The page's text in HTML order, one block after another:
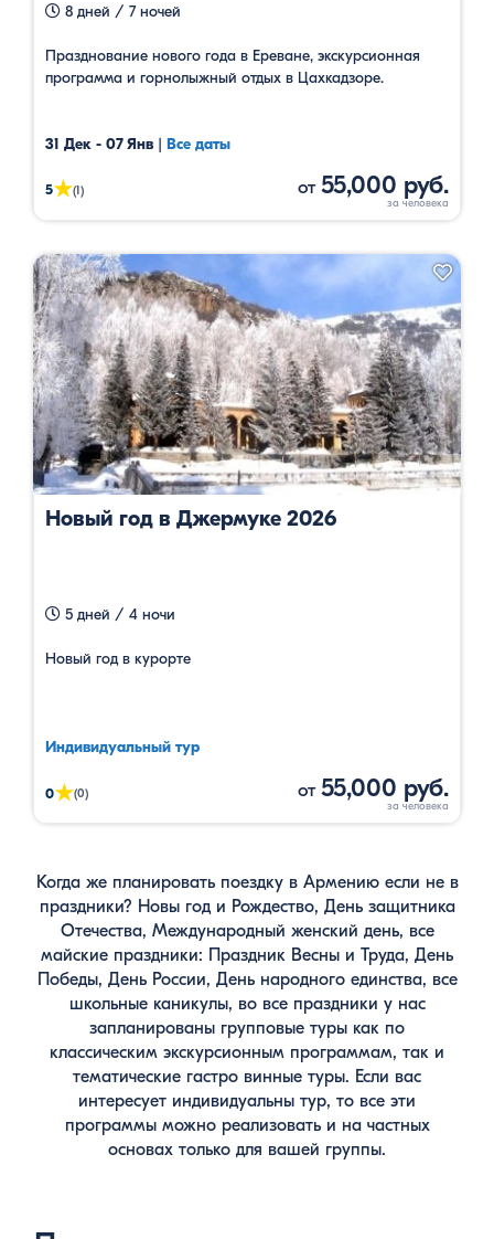
8 дней / 7 ночей
Празднование нового года в Ереване, экскурсионная
программа и горнолыжный отдых в Цахкадзоре.
31 Дек - 07 Янв | Все даты
5★(1) от 55,000 руб.
Новый год в Джермуке 2026
5 дней / 4 ночи
Новый год в курорте
Индивидуальный тур
0★(0) от 55,000 руб.
Когда же планировать поездку в Армению если не в
праздники? Новы год и Рождество, День защитника
Отечества, Международный женский день, все
майские праздники: Праздник Весны и Труда, День
Победы, День России, День народного единства, все
школьные каникулы, во все праздники у нас
запланированы групповые туры как по
классическим экскурсионным программам, так и
тематические гастро винные туры. Если вас
интересует индивидуальны тур, то все эти
программы можно реализовать и на частных
основах только для вашей группы.